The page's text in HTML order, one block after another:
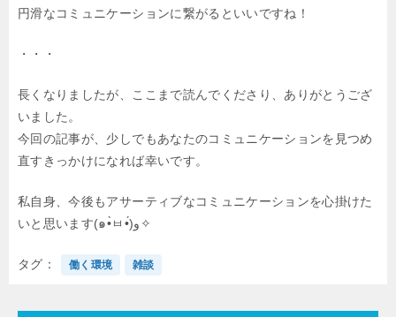
円滑なコミュニケーションに繋がるといいですね！
・・・
長くなりましたが、ここまで読んでくださり、ありがとうござ
いました。
今回の記事が、少しでもあなたのコミュニケーションを見つめ
直すきっかけになれば幸いです。
私自身、今後もアサーティブなコミュニケーションを心掛けた
いと思います(๑•̀ㅂ•́)و✧
タグ 働く環境 雑談